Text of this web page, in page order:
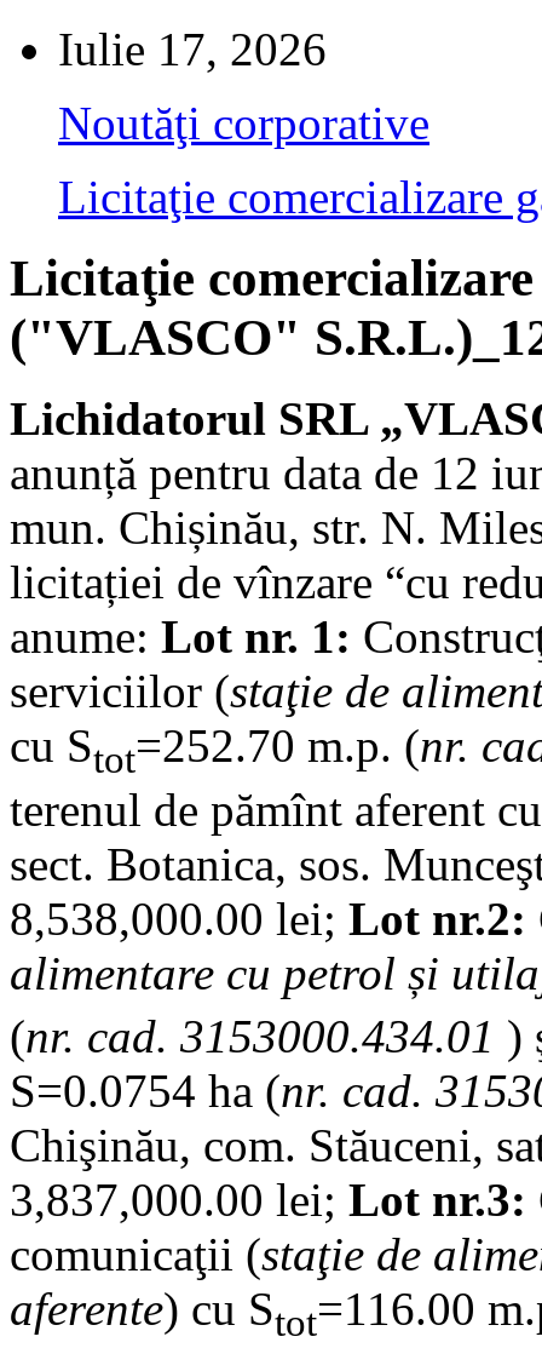
Iulie 17, 2026
Noutăţi corporative
Licitaţie comercializare
Licitaţie
("VLASCO"
Lichidatorul SRL
anunță pentru data de 12
mun. Chișinău, str. N.
licitației de vînzare “cu
anume: Lot nr. 1:
serviciilor (staţie de
cu Stot=252.70 m.p. (nr.
terenul de pămînt aferent
sect. Botanica, sos.
8,538,000.00 lei; Lot nr.2:
alimentare cu petrol și
(nr. cad. 3153000.434.01 )
S=0.0754 ha (nr. cad.
Chişinău, com. Stăuceni,
3,837,000.00 lei; Lot nr.3:
comunicaţii (staţie de
aferente) cu Stot=116.00